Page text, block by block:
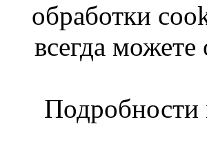
обработки
всегда
Подробности